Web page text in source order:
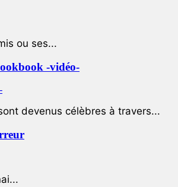
ou ses...
-vidéo-
devenus célèbres à travers...